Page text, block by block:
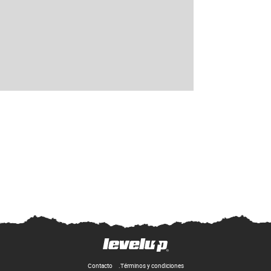
Contacto Términos y condiciones